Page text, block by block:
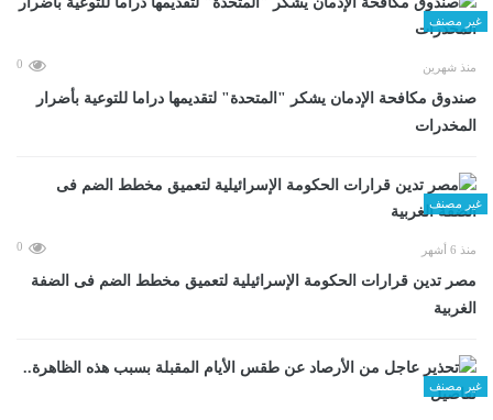
غير مصنف
منذ شهرين 0
صندوق مكافحة الإدمان يشكر "المتحدة" لتقديمها دراما للتوعية بأضرار
المخدرات
غير مصنف
منذ 6 أشهر 0
مصر تدين قرارات الحكومة الإسرائيلية لتعميق مخطط الضم فى الضفة
الغربية
غير مصنف